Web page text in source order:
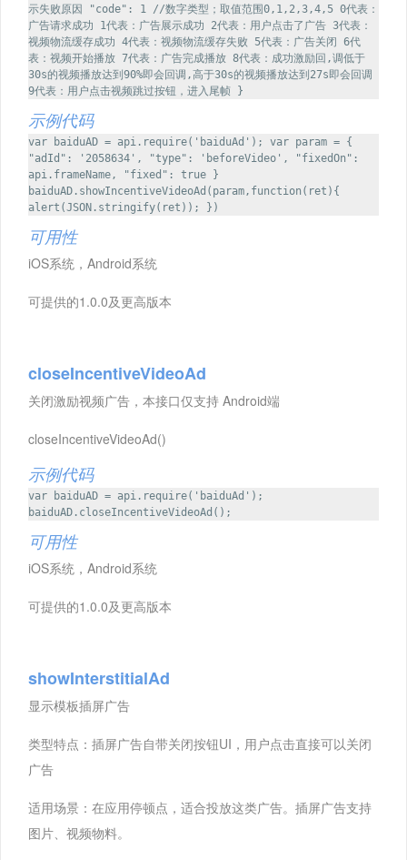
示失败原因 "code": 1 //数字类型；取值范围0,1,2,3,4,5 0代表：
广告请求成功 1代表：广告展示成功 2代表：用户点击了广告 3代表：
视频物流缓存成功 4代表：视频物流缓存失败 5代表：广告关闭 6代
表：视频开始播放 7代表：广告完成播放 8代表：成功激励回,调低于
30s的视频播放达到90%即会回调,高于30s的视频播放达到27s即会回调
9代表：用户点击视频跳过按钮，进入尾帧 }
示例代码
var baiduAD = api.require('baiduAd'); var param = {
"adId": '2058634', "type": 'beforeVideo', "fixedOn":
api.frameName, "fixed": true }
baiduAD.showIncentiveVideoAd(param,function(ret){
alert(JSON.stringify(ret)); })
可用性
iOS系统，Android系统
可提供的1.0.0及更高版本
closeIncentiveVideoAd
关闭激励视频广告，本接口仅支持 Android端
closeIncentiveVideoAd()
示例代码
var baiduAD = api.require('baiduAd');
baiduAD.closeIncentiveVideoAd();
可用性
iOS系统，Android系统
可提供的1.0.0及更高版本
showInterstitialAd
显示模板插屏广告
类型特点：插屏广告自带关闭按钮UI，用户点击直接可以关闭
广告
适用场景：在应用停顿点，适合投放这类广告。插屏广告支持
图片、视频物料。